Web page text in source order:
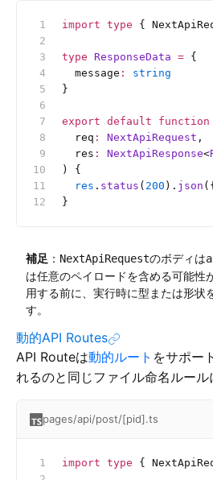
import type {
type ResponseData = {
  message
:
string
}
export default function
  req
: NextApiRequest ,
  res
: NextApiResponse<
) {
  res
. status ( 200 ). json
}
補足 ： NextApiRequestのボディは
は任意のペイロードを含める可能性
用する前に、実行時に型または形状
す。
動的API Routes
API Routeは動的ルート をサポー
れるのと同じファイル命名ルール
pages/api/post/[pid].ts
import type {